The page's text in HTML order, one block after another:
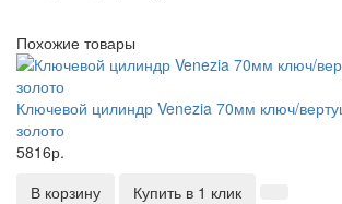
Похожие товары
Ключевой цилиндр Venezia 70мм ключ/
золото
5816р.
В корзину
Купить в 1 клик